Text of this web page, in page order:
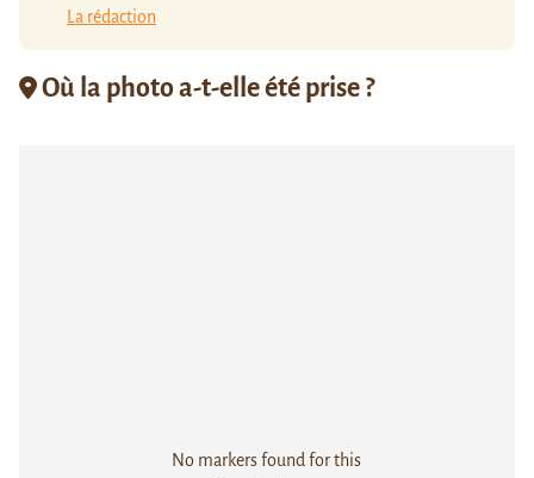
La rédaction
Où la photo a-t-elle été prise ?
No markers found for this